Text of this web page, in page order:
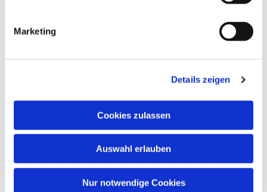
Marketing
Details zeigen
Cookies zulassen
Auswahl erlauben
Nur notwendige Cookies